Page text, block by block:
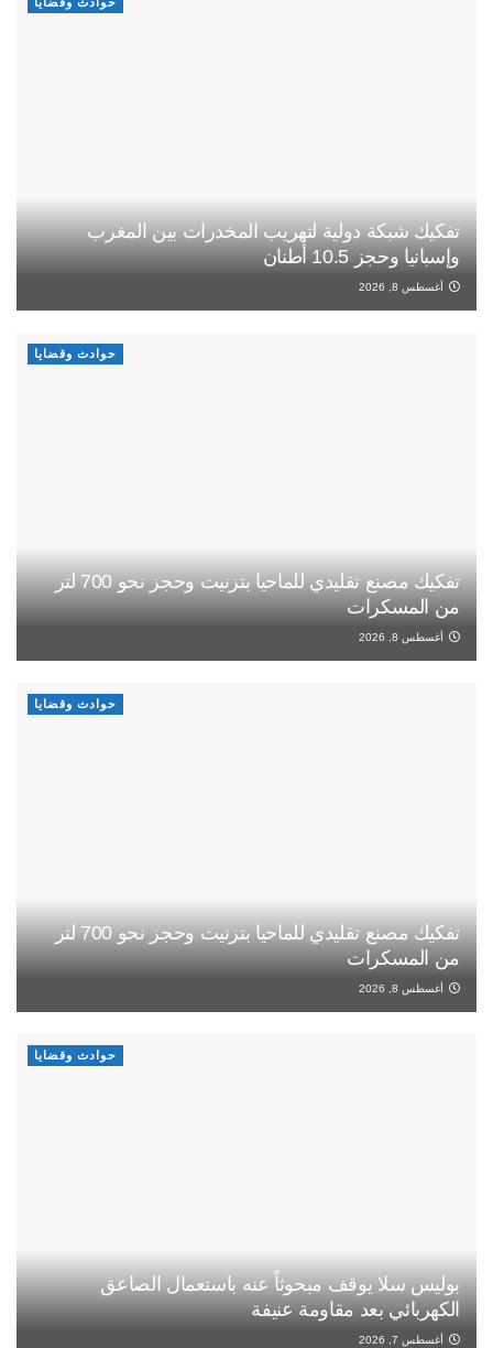
تفكيك شبكة دولية لتهريب المخدرات بين المغرب
وإسبانيا وحجز 10.5 أطنان
أغسطس 8, 2026
حوادث وقضايا
تفكيك مصنع تقليدي للماحيا بتزنيت وحجز نحو 700 لتر
من المسكرات
أغسطس 8, 2026
حوادث وقضايا
تفكيك مصنع تقليدي للماحيا بتزنيت وحجز نحو 700 لتر
من المسكرات
أغسطس 8, 2026
حوادث وقضايا
بوليس سلا يوقف مبحوثاً عنه باستعمال الصاعق
الكهربائي بعد مقاومة عنيفة
أغسطس 7, 2026